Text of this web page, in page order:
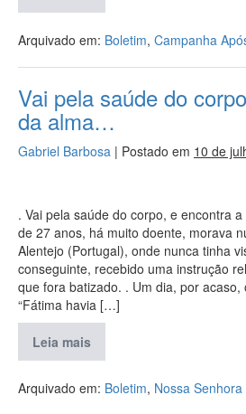
Arquivado em: Boletim, Campanha
Vai pela saúde do
da alma…
Gabriel Barbosa | Postado em 10 de
. Vai pela saúde do corpo, e encontra
de 27 anos, há muito doente, morava
Alentejo (Portugal), onde nunca tinha
conseguinte, recebido uma instrução
que fora batizado. . Um dia, por acaso,
“Fátima havia […]
Leia mais
Arquivado em: Boletim, Nossa